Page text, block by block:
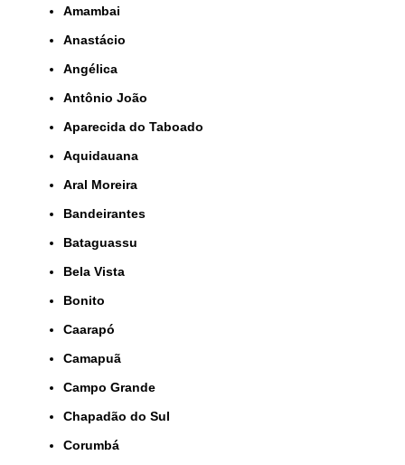
Amambai
Anastácio
Angélica
Antônio João
Aparecida do Taboado
Aquidauana
Aral Moreira
Bandeirantes
Bataguassu
Bela Vista
Bonito
Caarapó
Camapuã
Campo Grande
Chapadão do Sul
Corumbá